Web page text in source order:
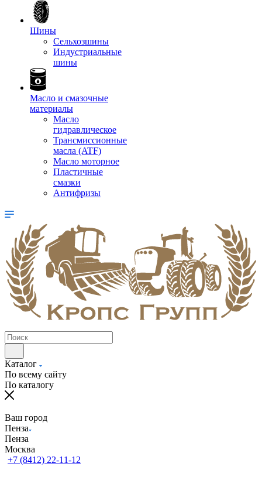
Шины
Сельхозшины
Индустриальные
шины
Масло и смазочные
материалы
Масло
гидравлическое
Трансмиссионные
масла (ATF)
Масло моторное
Пластичные
смазки
Антифризы
Каталог
По всему сайту
По каталогу
Ваш город
Пенза
Пенза
Москва
+7 (8412) 22-11-12